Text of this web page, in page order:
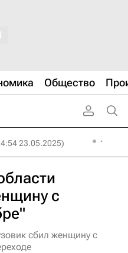
Общество
23.05.2025)
с
сбил женщину с